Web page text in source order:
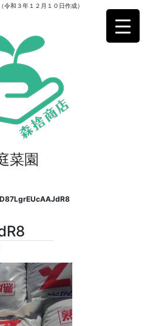
和３年１２月１０日作成）
菜園
D87LgrEUcAAJdR8